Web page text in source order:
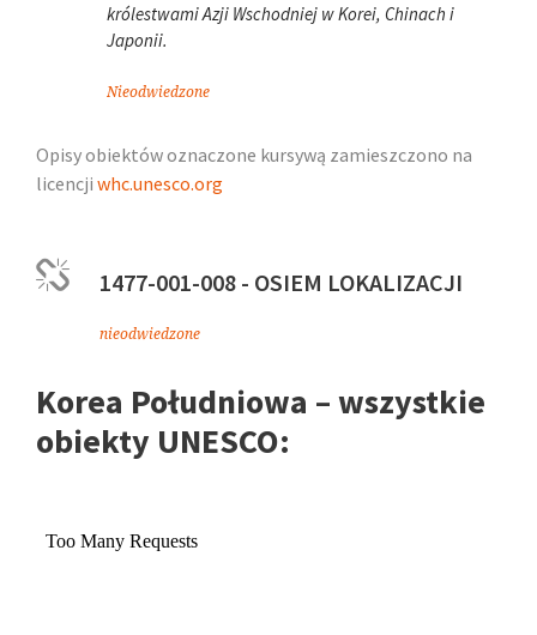
królestwami Azji Wschodniej w Korei, Chinach i
Japonii.
Nieodwiedzone
Opisy obiektów oznaczone kursywą zamieszczono na
licencji whc.unesco.org
1477-001-008 - OSIEM LOKALIZACJI
nieodwiedzone
Korea Południowa – wszystkie
obiekty UNESCO: